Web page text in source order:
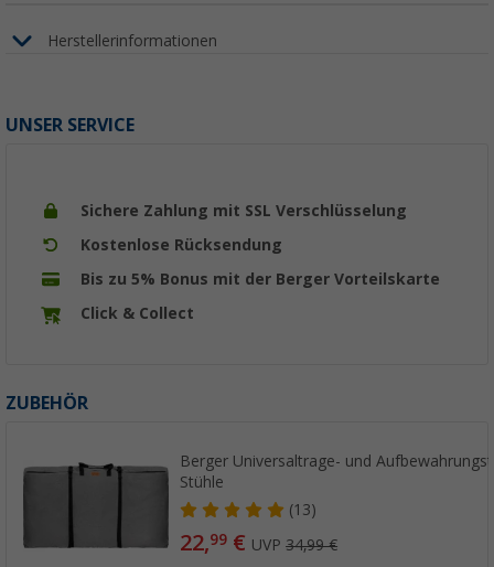
Herstellerinformationen
UNSER SERVICE
Sichere Zahlung mit SSL Verschlüsselung
Kostenlose Rücksendung
Bis zu 5% Bonus mit der Berger Vorteilskarte
Click & Collect
ZUBEHÖR
Berger Universaltrage- und
Stühle
(13)
22,99 € UVP34,99 €